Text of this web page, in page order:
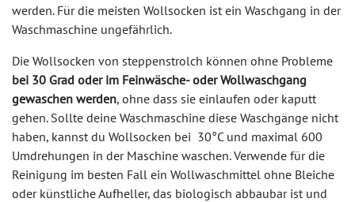
werden. Für die meisten Wollsocken ist ein Waschgang in der
Waschmaschine ungefährlich.
Die Wollsocken von steppenstrolch können ohne Probleme
bei 30 Grad oder im Feinwäsche- oder Wollwaschgang
gewaschen werden, ohne dass sie einlaufen oder kaputt
gehen. Sollte deine Waschmaschine diese Waschgänge nicht
haben, kannst du Wollsocken bei 30°C und maximal 600
Umdrehungen in der Maschine waschen. Verwende für die
Reinigung im besten Fall ein Wollwaschmittel ohne Bleiche
oder künstliche Aufheller, das biologisch abbaubar ist und